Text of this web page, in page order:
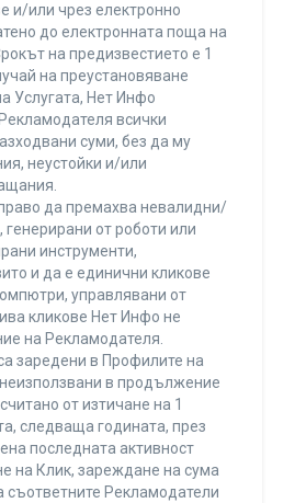
и/или чрез електронно
до електронната поща на
на предизвестието е 1
на преустановяване
Услугата, Нет Инфо
всички
суми, без да му
неустойки и/или
да премахва невалидни/
от роботи или
инструменти,
и да е единични кликове
управлявани от
кликове Нет Инфо не
на Рекламодателя.
заредени в Профилите на
в продължение
от изтичане на 1
следваща годината, през
последната активност
на Клик, зареждане на сума
съответните Рекламодатели